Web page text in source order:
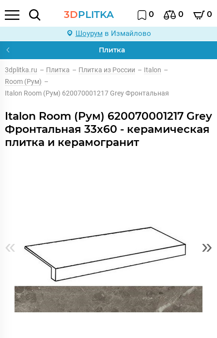
3DPLITKA 0 0 0
Шоурум в Измайлово
Плитка
3dplitka.ru – Плитка – Плитка из России – Italon –
Room (Рум) –
Italon Room (Рум) 620070001217 Grey Фронтальная
Italon Room (Рум) 620070001217 Grey
Фронтальная 33x60 - керамическая
плитка и керамогранит
« »